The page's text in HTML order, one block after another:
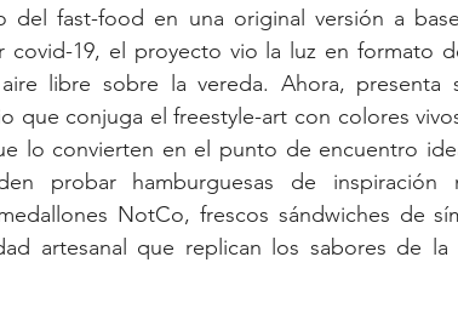
del fast-food en una original versión a
covid-19, el proyecto vio la luz en formato
libre sobre la vereda. Ahora, presenta
que conjuga el freestyle-art con colores
lo convierten en el punto de encuentro
probar hamburguesas de inspiración
NotCo, frescos sándwiches de
artesanal que replican los sabores de